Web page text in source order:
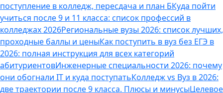
поступление в колледж, пересдача и план БКуда пойти
учиться после 9 и 11 класса: список профессий в
колледжах 2026Региональные вузы 2026: список лучших,
проходные баллы и ценыКак поступить в вуз без ЕГЭ в
2026: полная инструкция для всех категорий
абитуриентовИнженерные специальности 2026: почему
они обогнали IT и куда поступатьКолледж vs Вуз в 2026:
две траектории после 9 класса. Плюсы и минусыЦелевое